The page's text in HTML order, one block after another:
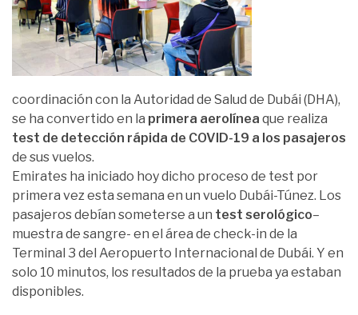
coordinación con la Autoridad de Salud de Dubái (DHA),
se ha convertido en la primera aerolínea que realiza
test de detección rápida de COVID-19 a los pasajeros
de sus vuelos.
Emirates ha iniciado hoy dicho proceso de test por
primera vez esta semana en un vuelo Dubái-Túnez. Los
pasajeros debían someterse a un test serológico–
muestra de sangre- en el área de check-in de la
Terminal 3 del Aeropuerto Internacional de Dubái. Y en
solo 10 minutos, los resultados de la prueba ya estaban
disponibles.